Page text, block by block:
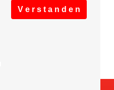
V e r s t a n d e n